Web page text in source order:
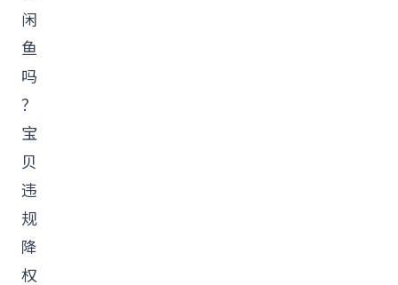
闲
鱼
吗
？
宝
贝
违
规
降
权